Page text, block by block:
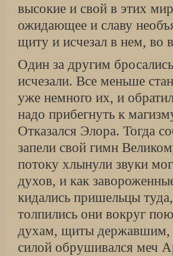
высокие и свой в этих
ожидающее и славу
щиту и исчезал в нем, во
Один за другим
исчезали. Все меньше
уже немного их, и
надо прибегнуть к
Отказался Элора. Тогда
запели свой гимн
потоку хлынули звуки
духов, и как
кидались пришельцы
толпились они вокруг
духам, щиты державшим,
силой обрушивался меч